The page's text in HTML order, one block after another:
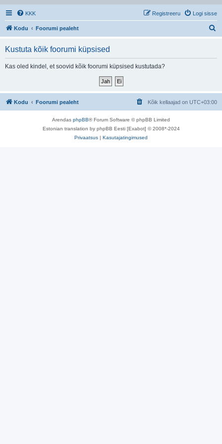
KKK Logi sisse
Registreeru
Kodu Foorumi pealeht
Kustuta kõik foorumi küpsised
Kas oled kindel, et soovid kõik foorumi küpsised kustutada?
Kodu Foorumi pealeht Kõik kellaajad on UTC+03:00
Arendas phpBB® Forum Software © phpBB Limited
Estonian translation by phpBB Eesti [Exabot] © 2008*-2024
Privaatsus | Kasutajatingimused